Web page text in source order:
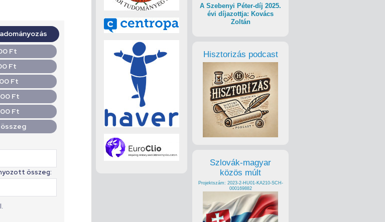
A Szebenyi Péter-díj 2025.
évi díjazottja: Kovács
Zoltán
Hisztorizás podcast
Szlovák-magyar
közös múlt
Projektszám: 2023-2-HU01-KA210-SCH-
000169882